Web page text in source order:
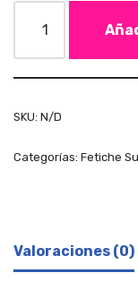
SKU: N/D
Categorías: Fetiche
Valoraciones (0)